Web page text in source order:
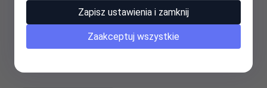
Podkład włókninowy z
perforacją 50 cm x 50 m
47,00PLN
Flizelina w rolce - paski do
depilacji 100 m
32,00PLN
Zapisz ustawienia i zamknij
Zaakceptuj wszystkie